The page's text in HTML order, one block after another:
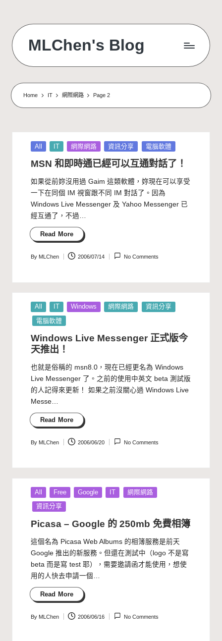
content
MLChen's Blog
Home IT 網際網路 Page 2
Posted
All IT 網際網路 資訊分享 電腦軟體
MSN 和即時通已經可以互通對話了！
如果從前妳沒用過 Gaim 這類軟體，妳現在可以享受
一下在同個 IM 視窗跟不同 IM 對話了。因為
Windows Live Messenger 及 Yahoo Messenger 已
經互通了，不過…
Read More
Posted
By MLChen 2006/07/14 No Comments
Posted
in
All IT Windows 網際網路
資訊分享
電腦軟體
Windows Live Messenger 正式版今
天推出！
也就是俗稱的 msn8.0，現在已經更名為 Windows
Live Messenger 了。之前的使用中英文 beta 測試版
的人記得來更新！ 如果之前沒關心過 Windows Live
Messe…
Read More
Posted
By MLChen 2006/06/20 No Comments
Posted
in
All Free Google IT
網際網路
資訊分享
Picasa – Google 的 250mb 免費相簿
這個名為 Picasa Web Albums 的相簿服務是前天
Google 推出的新服務。但還在測試中（logo 不是寫
beta 而是寫 test 耶），需要邀請函才能使用，想使
用的人快去申請一個…
Read More
Posted
By MLChen 2006/06/16 No Comments